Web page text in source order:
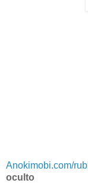
Anokimobi.com/rub
oculto